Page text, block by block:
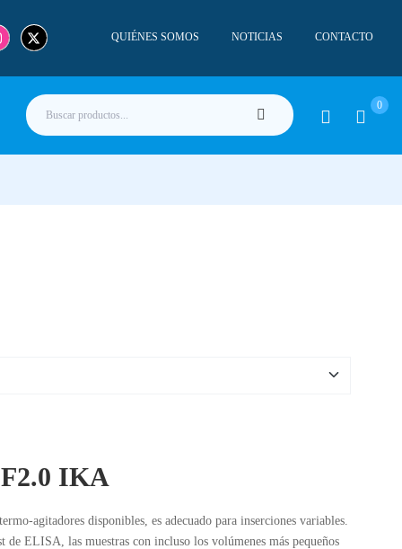
QUIÉNES SOMOS NOTICIAS CONTACTO
0
IKA
agitadores disponibles, es adecuado para inserciones variables.
de ELISA, las muestras con incluso los volúmenes más pequeños